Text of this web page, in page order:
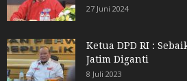
27 Juni 2024
Ketua DPD RI :
Jatim Diganti
8 Juli 2023